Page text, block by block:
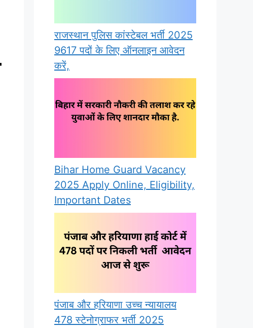
राजस्थान पुलिस कांस्टेबल भर्ती 2025
9617 पदों के लिए ऑनलाइन आवेदन
करें,
Bihar Home Guard Vacancy
2025 Apply Online, Eligibility,
Important Dates
पंजाब और हरियाणा उच्च न्यायालय
478 स्टेनोग्राफर भर्ती 2025